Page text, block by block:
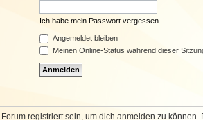
Ich habe mein Passwort vergessen
Angemeldet bleiben
Meinen Online-Status während dieser
registriert sein, um dich anmelden zu